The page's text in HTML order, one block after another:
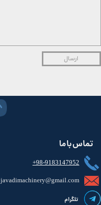
ارسال
+98-9183147952
تماس با ما
javadimachinery@gmail.com​​​​​​​​
تلگرام